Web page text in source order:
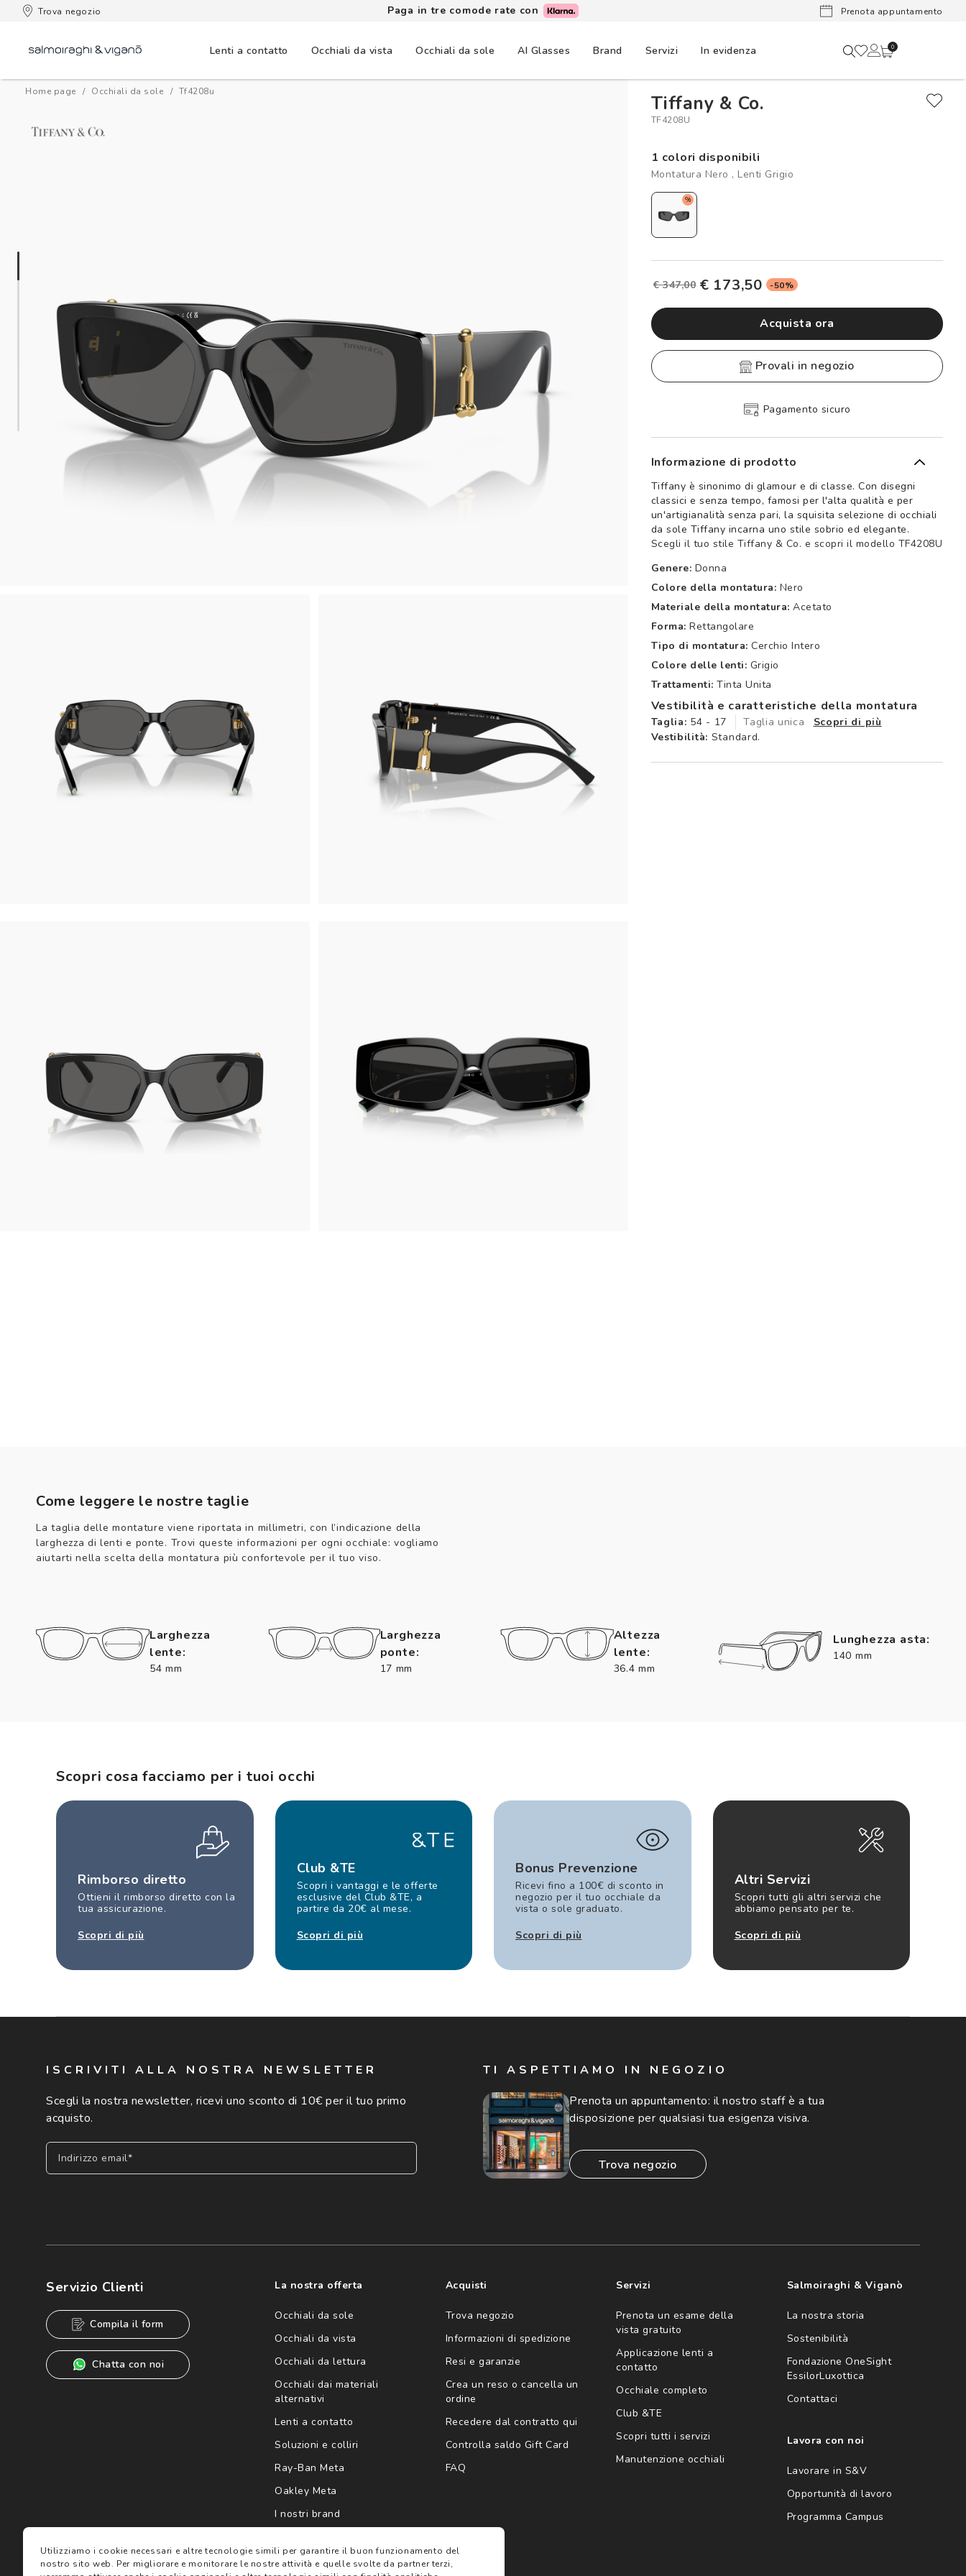
Trova negozio Paga in tre comode rate con Lenti a
Prenota appuntamento
Lenti a contatto Occhiali da vista Occhiali da sole AI Glasses Brand Servizi In evidenza 0
Home page Occhiali da sole tf4208u Tiffany & Co.
TF4208U
1 colori disponibili
Montatura Nero , Lenti Grigio
%
€ 347,00 € 173,50 -50%
Acquista ora
provali in negozio
Spedizione sicura e gratuita, senza spesa minima Ritiro in negozio disponibile Pagamento sicuro
Informazione di prodotto
Tiffany è sinonimo di glamour e di classe. Con disegni
classici e senza tempo, famosi per l'alta qualità e per
un'artigianalità senza pari, la squisita selezione di occhiali
da sole Tiffany incarna uno stile sobrio ed elegante.
Scegli il tuo stile Tiffany & Co. e scopri il modello TF4208U
Genere: Donna
Colore della montatura: Nero
Materiale della montatura: Acetato
Forma: Rettangolare
Tipo di montatura: Cerchio Intero
Colore delle lenti: Grigio
Trattamenti: Tinta Unita
Vestibilità e caratteristiche della montatura
Taglia: 54 - 17 Taglia unica
Scopri di più
Vestibilità: Standard.
Come leggere le nostre taglie
La taglia delle montature viene riportata in millimetri, con l’indicazione della
larghezza di lenti e ponte. Trovi queste informazioni per ogni occhiale: vogliamo
aiutarti nella scelta della montatura più confortevole per il tuo viso.
Larghezza
lente:
54 mm
Larghezza
ponte:
17 mm
Altezza
lente:
36.4 mm
Lunghezza asta:
140 mm
Scopri cosa facciamo per i tuoi occhi
Rimborso diretto
Ottieni il rimborso diretto con la
tua assicurazione.
Scopri di più
Club &TE
Scopri i vantaggi e le offerte
esclusive del Club &TE, a
partire da 20€ al mese.
Scopri di più
Bonus Prevenzione
Ricevi fino a 100€ di sconto in
negozio per il tuo occhiale da
vista o sole graduato.
Scopri di più
Altri Servizi
Scopri tutti gli altri servizi che
abbiamo pensato per te.
Scopri di più
ISCRIVITI ALLA NOSTRA NEWSLETTER
Scegli la nostra newsletter, ricevi uno sconto di 10€ per il tuo primo
acquisto.
Indirizzo email*
speciali, novità ed altre comunicazioni di carattere pubblicitario (consultare
Informativa sulla privacy
per ulteriori informazioni).
TI ASPETTIAMO IN NEGOZIO
Prenota un appuntamento: il nostro staff è a tua
disposizione per qualsiasi tua esigenza visiva.
trova negozio
Servizio Clienti
Compila il form
Chatta con noi
La nostra offerta
Occhiali da sole
Occhiali da vista
Occhiali da lettura
Occhiali dai materiali
alternativi
Lenti a contatto
Soluzioni e colliri
Ray-Ban Meta
Oakley Meta
I nostri brand
Acquisti
Trova negozio
Informazioni di spedizione
Resi e garanzie
Crea un reso o cancella un
ordine
Recedere dal contratto qui
Controlla saldo Gift Card
FAQ
Servizi
Prenota un esame della
vista gratuito
Applicazione lenti a
contatto
Occhiale completo
Club &TE
Scopri tutti i servizi
Manutenzione occhiali
Salmoiraghi & Viganò
La nostra storia
Sostenibilità
Fondazione OneSight
EssilorLuxottica
Contattaci
Lavora con noi
Lavorare in S&V
Opportunità di lavoro
Programma Campus
Utilizziamo i cookie necessari e altre tecnologie simili per garantire il buon funzionamento del
nostro sito web. Per migliorare e monitorare le nostre attività e quelle svolte da partner terzi,